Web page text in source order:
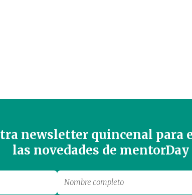
newsletter quincenal para
las novedades de mentorDay